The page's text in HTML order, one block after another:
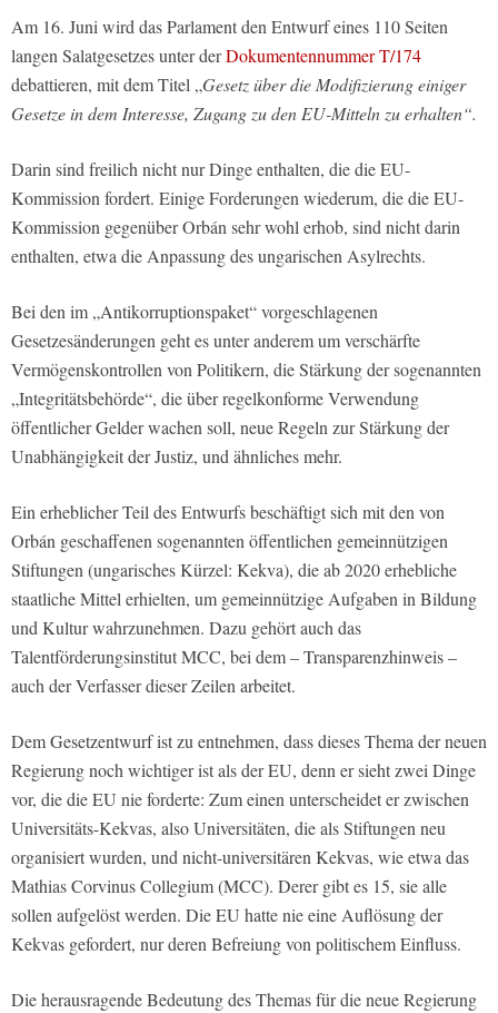
Am 16. Juni wird das Parlament den Entwurf eines 110 Seiten
langen Salatgesetzes unter derDokumentennummer T/174
debattieren, mit dem Titel „Gesetz über die Modifizierung einiger
Gesetze in dem Interesse, Zugang zu den EU-Mitteln zu erhalten“.
Darin sind freilich nicht nur Dinge enthalten, die die EU-
Kommission fordert. Einige Forderungen wiederum, die die EU-
Kommission gegenüber Orbán sehr wohl erhob, sind nicht darin
enthalten, etwa die Anpassung des ungarischen Asylrechts.
Bei den im „Antikorruptionspaket“ vorgeschlagenen
Gesetzesänderungen geht es unter anderem um verschärfte
Vermögenskontrollen von Politikern, die Stärkung der sogenannten
„Integritätsbehörde“, die über regelkonforme Verwendung
öffentlicher Gelder wachen soll, neue Regeln zur Stärkung der
Unabhängigkeit der Justiz, und ähnliches mehr.
Ein erheblicher Teil des Entwurfs beschäftigt sich mit den von
Orbán geschaffenen sogenannten öffentlichen gemeinnützigen
Stiftungen (ungarisches Kürzel: Kekva), die ab 2020 erhebliche
staatliche Mittel erhielten, um gemeinnützige Aufgaben in Bildung
und Kultur wahrzunehmen. Dazu gehört auch das
Talentförderungsinstitut MCC, bei dem – Transparenzhinweis –
auch der Verfasser dieser Zeilen arbeitet.
Dem Gesetzentwurf ist zu entnehmen, dass dieses Thema der neuen
Regierung noch wichtiger ist als der EU, denn er sieht zwei Dinge
vor, die die EU nie forderte: Zum einen unterscheidet er zwischen
Universitäts-Kekvas, also Universitäten, die als Stiftungen neu
organisiert wurden, und nicht-universitären Kekvas, wie etwa das
Mathias Corvinus Collegium (MCC). Derer gibt es 15, sie alle
sollen aufgelöst werden. Die EU hatte nie eine Auflösung der
Kekvas gefordert, nur deren Befreiung von politischem Einfluss.
Die herausragende Bedeutung des Themas für die neue Regierung